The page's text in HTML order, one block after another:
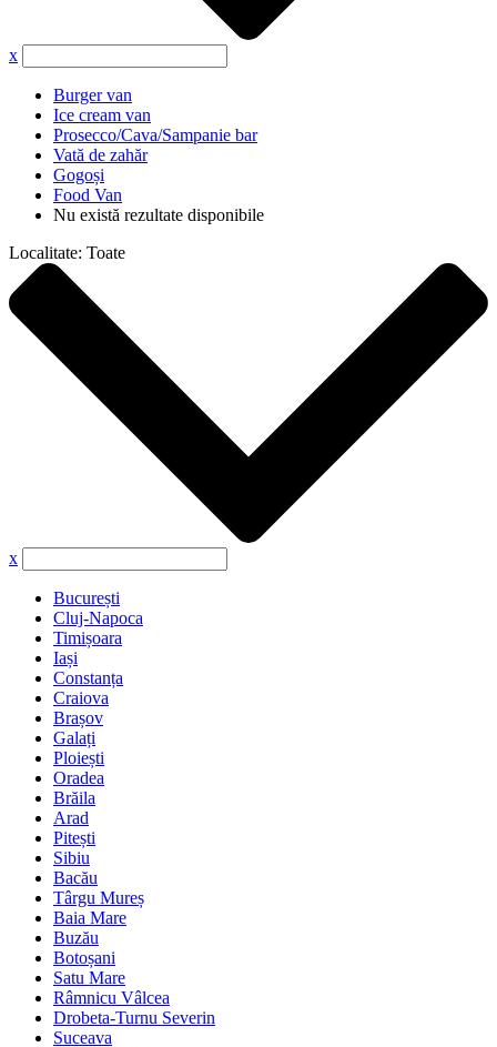
x
Burger van
Ice cream van
Prosecco/Cava/Sampanie bar
Vată de zahăr
Gogoși
Food Van
Nu există rezultate disponibile
Localitate: Toate
x
București
Cluj-Napoca
Timișoara
Iași
Constanța
Craiova
Brașov
Galați
Ploiești
Oradea
Brăila
Arad
Pitești
Sibiu
Bacău
Târgu Mureș
Baia Mare
Buzău
Botoșani
Satu Mare
Râmnicu Vâlcea
Drobeta-Turnu Severin
Suceava